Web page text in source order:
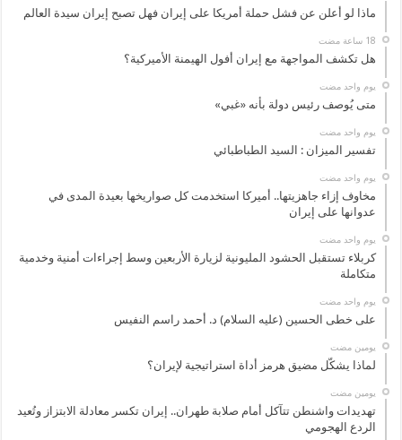
ماذا لو أعلن عن فشل حملة أمريكا على إيران فهل تصبح إيران سيدة العالم
هل تكشف المواجهة مع إيران أفول الهيمنة الأميركية؟
‏يوم واحد مضت
متى يُوصف رئيس دولة بأنه «غبي»
‏يوم واحد مضت
تفسير الميزان : السيد الطباطبائي
‏يوم واحد مضت
مخاوف إزاء جاهزيتها.. أميركا استخدمت كل صواريخها بعيدة المدى في
عدوانها على إيران
‏يوم واحد مضت
كربلاء تستقبل الحشود المليونية لزيارة الأربعين وسط إجراءات أمنية وخدمية
متكاملة
‏يوم واحد مضت
على خطى الحسين (عليه السلام) د. أحمد راسم النفيس
‏يومين مضت
لماذا يشكّل مضيق هرمز أداة استراتيجية لإيران؟
‏يومين مضت
تهديدات واشنطن تتآكل أمام صلابة طهران.. إيران تكسر معادلة الابتزاز وتُعيد
الردع الهجومي